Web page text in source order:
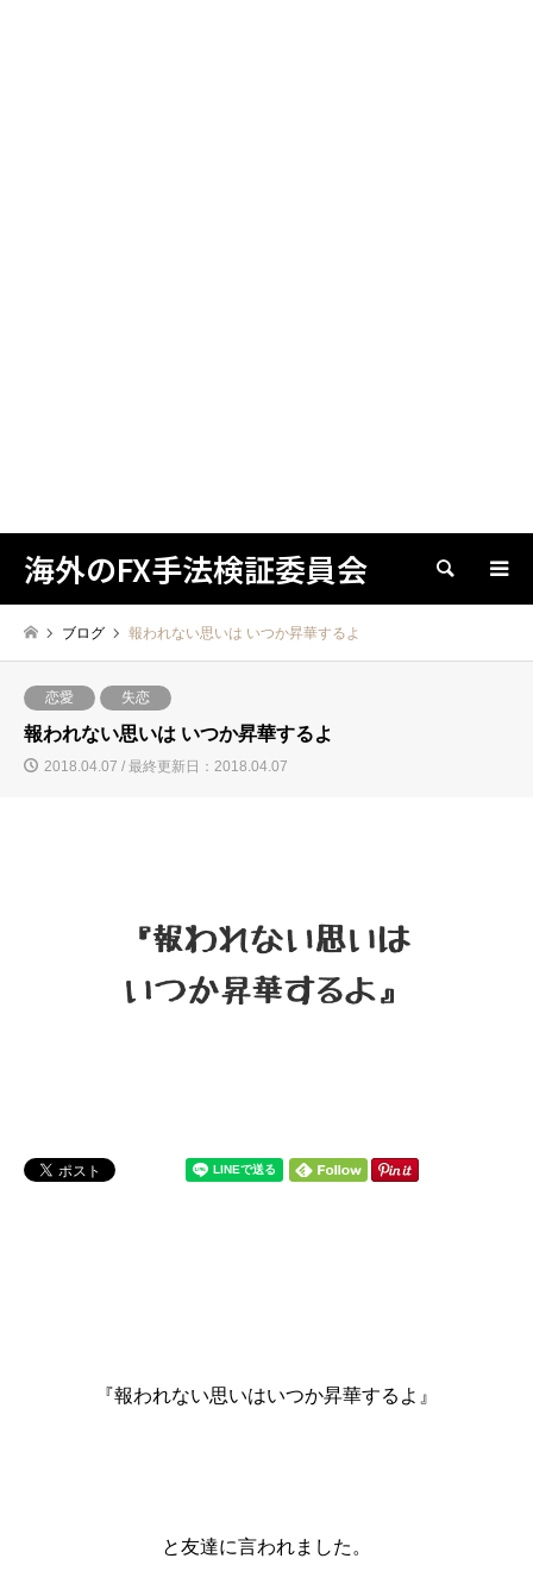
海外のFX手法検証委員会 検索
ブログ 報われない思いは いつか昇華するよ
恋愛 失恋
報われない思いは いつか昇華するよ
2018.04.07 / 最終更新日：2018.04.07
『報われない思いはいつか昇華するよ』
と友達に言われました。